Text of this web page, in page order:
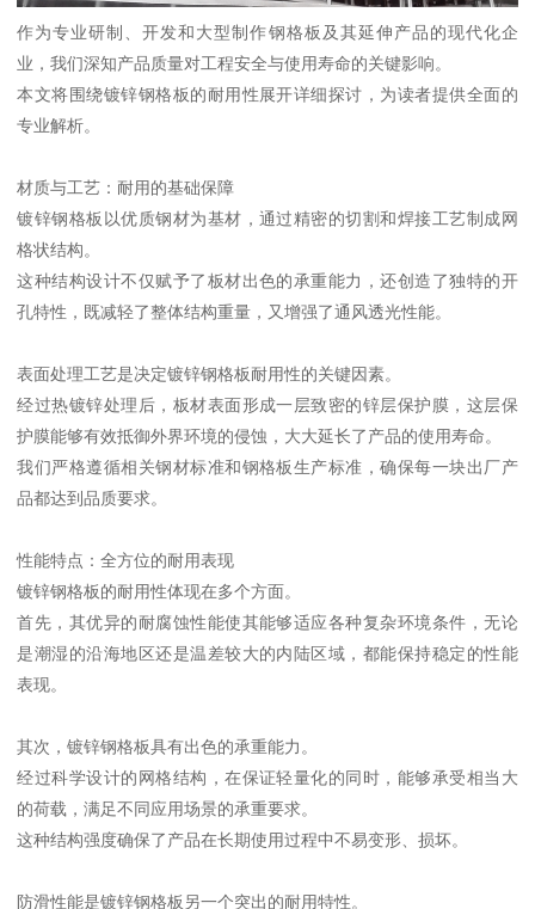
作为专业研制、开发和大型制作钢格板及其延伸产品的现代化企
业，我们深知产品质量对工程安全与使用寿命的关键影响。
本文将围绕镀锌钢格板的耐用性展开详细探讨，为读者提供全面的
专业解析。
材质与工艺：耐用的基础保障
镀锌钢格板以优质钢材为基材，通过精密的切割和焊接工艺制成网
格状结构。
这种结构设计不仅赋予了板材出色的承重能力，还创造了独特的开
孔特性，既减轻了整体结构重量，又增强了通风透光性能。
表面处理工艺是决定镀锌钢格板耐用性的关键因素。
经过热镀锌处理后，板材表面形成一层致密的锌层保护膜，这层保
护膜能够有效抵御外界环境的侵蚀，大大延长了产品的使用寿命。
我们严格遵循相关钢材标准和钢格板生产标准，确保每一块出厂产
品都达到品质要求。
性能特点：全方位的耐用表现
镀锌钢格板的耐用性体现在多个方面。
首先，其优异的耐腐蚀性能使其能够适应各种复杂环境条件，无论
是潮湿的沿海地区还是温差较大的内陆区域，都能保持稳定的性能
表现。
其次，镀锌钢格板具有出色的承重能力。
经过科学设计的网格结构，在保证轻量化的同时，能够承受相当大
的荷载，满足不同应用场景的承重要求。
这种结构强度确保了产品在长期使用过程中不易变形、损坏。
防滑性能是镀锌钢格板另一个突出的耐用特性。